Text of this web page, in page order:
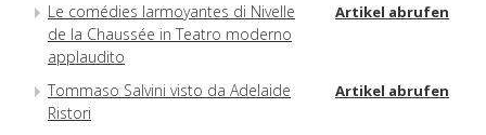
Le comédies larmoyantes di Nivelle
de la Chaussée in Teatro moderno
applaudito
Artikel abrufen
Tommaso Salvini visto da Adelaide
Ristori
Artikel abrufen